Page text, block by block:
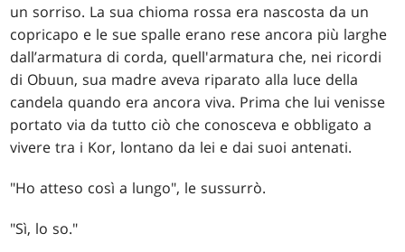
un sorriso. La sua chioma rossa era nascosta da un
copricapo e le sue spalle erano rese ancora più larghe
dall’armatura di corda, quell'armatura che, nei ricordi
di Obuun, sua madre aveva riparato alla luce della
candela quando era ancora viva. Prima che lui venisse
portato via da tutto ciò che conosceva e obbligato a
vivere tra i Kor, lontano da lei e dai suoi antenati.
"Ho atteso così a lungo", le sussurrò.
"Sì, lo so."